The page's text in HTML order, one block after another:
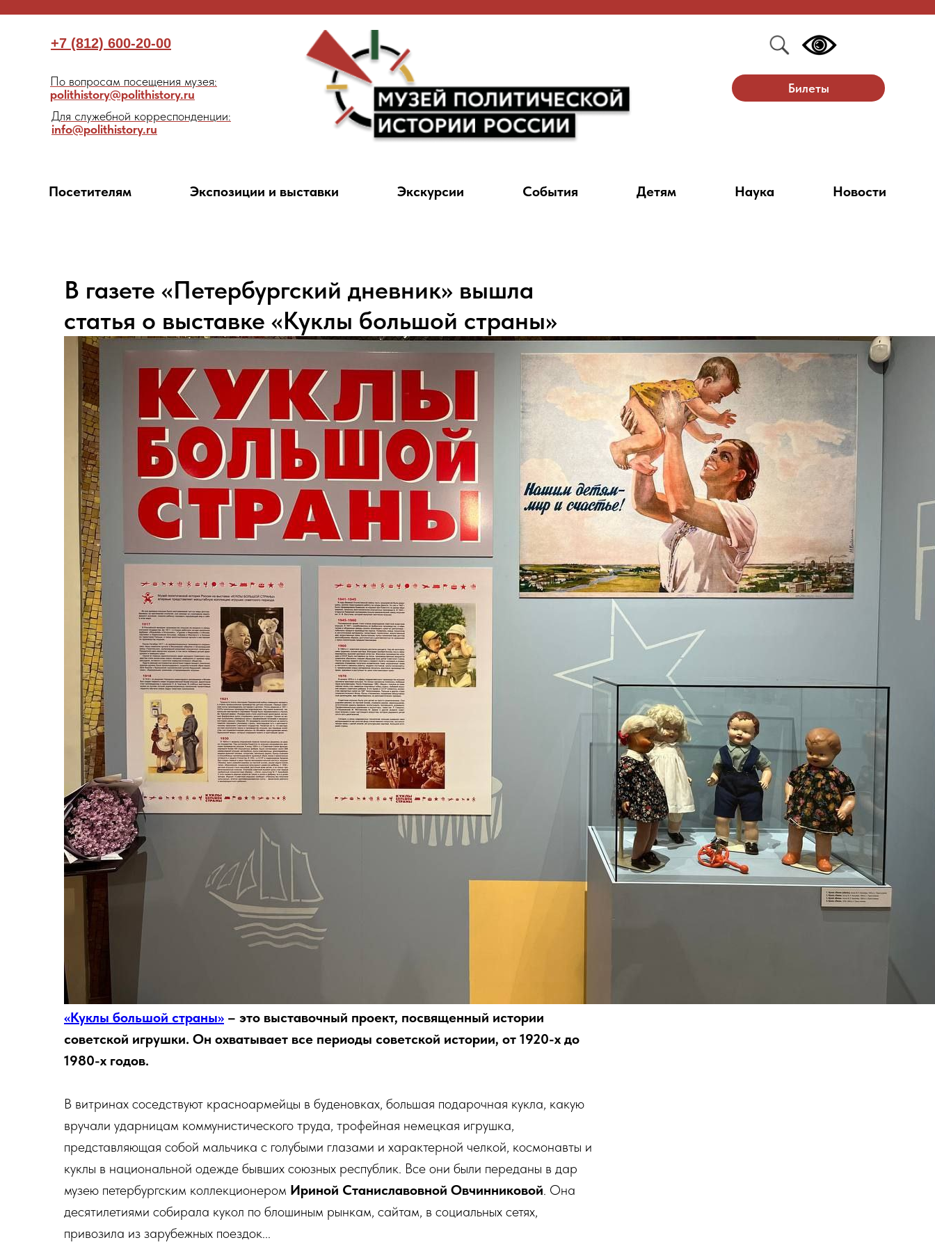
Билеты
+7 (812) 600-20-00
По вопросам посещения музея:
polithistory@polithistory.ru
Для служебной корреспонденции:
info@polithistory.ru
Посетителям Экспозиции и выставки Экскурсии События Детям Наука Новости
В газете «Петербургский дневник» вышла
статья о выставке «Куклы большой страны»
«Куклы большой страны» – это выставочный проект, посвященный истории
советской игрушки. Он охватывает все периоды советской истории, от 1920-х до
1980-х годов.
В витринах соседствуют красноармейцы в буденовках, большая подарочная кукла, какую
вручали ударницам коммунистического труда, трофейная немецкая игрушка,
представляющая собой мальчика с голубыми глазами и характерной челкой, космонавты и
куклы в национальной одежде бывших союзных республик. Все они были переданы в дар
музею петербургским коллекционером Ириной Станиславовной Овчинниковой. Она
десятилетиями собирала кукол по блошиным рынкам, сайтам, в социальных сетях,
привозила из зарубежных поездок...